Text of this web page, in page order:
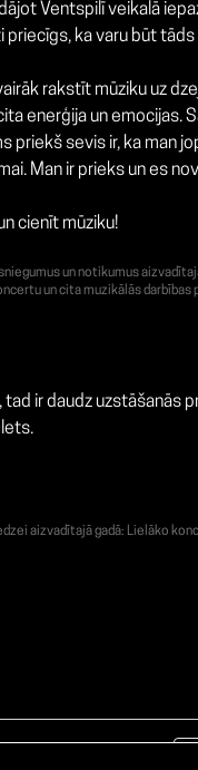
Ventspilī veikalā
priecīgs, ka varu būt
rakstīt mūziku uz
enerģija un emocijas.
priekš sevis ir, ka man
Man ir prieks un es
cienīt mūziku!
un notikumus
un cita muzikālās darbības
ir daudz uzstāšanās
aizvadītajā gadā: Lielāko